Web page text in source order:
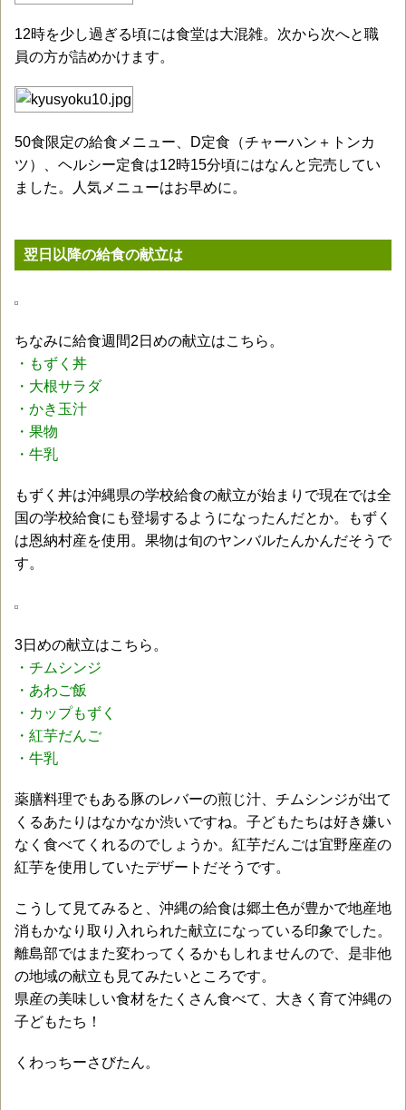
12時を少し過ぎる頃には食堂は大混雑。次から次へと職
員の方が詰めかけます。
50食限定の給食メニュー、D定食（チャーハン＋トンカ
ツ）、ヘルシー定食は12時15分頃にはなんと完売してい
ました。人気メニューはお早めに。
翌日以降の給食の献立は
ちなみに給食週間2日めの献立はこちら。
・もずく丼
・大根サラダ
・かき玉汁
・果物
・牛乳
もずく丼は沖縄県の学校給食の献立が始まりで現在では全
国の学校給食にも登場するようになったんだとか。もずく
は恩納村産を使用。果物は旬のヤンバルたんかんだそうで
す。
3日めの献立はこちら。
・チムシンジ
・あわご飯
・カップもずく
・紅芋だんご
・牛乳
薬膳料理でもある豚のレバーの煎じ汁、チムシンジが出て
くるあたりはなかなか渋いですね。子どもたちは好き嫌い
なく食べてくれるのでしょうか。紅芋だんごは宜野座産の
紅芋を使用していたデザートだそうです。
こうして見てみると、沖縄の給食は郷土色が豊かで地産地
消もかなり取り入れられた献立になっている印象でした。
離島部ではまた変わってくるかもしれませんので、是非他
の地域の献立も見てみたいところです。
県産の美味しい食材をたくさん食べて、大きく育て沖縄の
子どもたち！
くわっちーさびたん。